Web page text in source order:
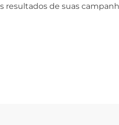
resultados de suas